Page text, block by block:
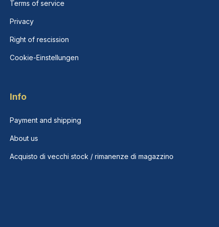
Terms of service
Privacy
Right of rescission
Cookie-Einstellungen
Info
Payment and shipping
About us
Acquisto di vecchi stock / rimanenze di magazzino